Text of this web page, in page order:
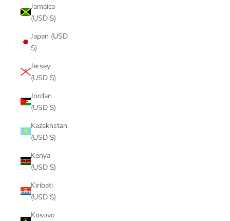
Jamaica
(USD $)
Japan (USD
$)
Jersey
(USD $)
Jordan
(USD $)
Kazakhstan
(USD $)
Kenya
(USD $)
Kiribati
(USD $)
Kosovo